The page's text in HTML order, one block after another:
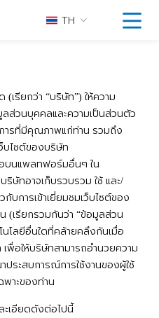
TH
(เรียกว่า “บริษัท”) ให้ความ
ส่วนบุคคลและความเป็นส่วนตัว
ารที่มีคุณภาพแก่ท่าน รวมถึง
บไซต์ของบริษัท
บนแพลทฟอร์มอื่นๆ ใน
บริษัทอาจเก็บรวบรวม ใช้และ/
บการเข้าเยี่ยมชมเว็บไซต์ของ
(เรียกรวมกันว่า “ข้อมูลส่วน
นโลยีอื่นใดที่คล้ายคลึงกันเมื่อ
เพื่อให้บริษัทสามารถอำนวยความ
ระสบการณ์การใช้งานของผู้ใช้
าะของท่าน
เอียดดังต่อไปนี้